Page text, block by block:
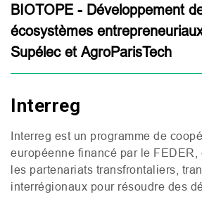
BIOTOPE - Développement
écosystèmes
Supélec et AgroParisTech
Interreg
Interreg est un programme de
européenne financé par le FEDER
les partenariats transfrontaliers,
interrégionaux pour résoudre des